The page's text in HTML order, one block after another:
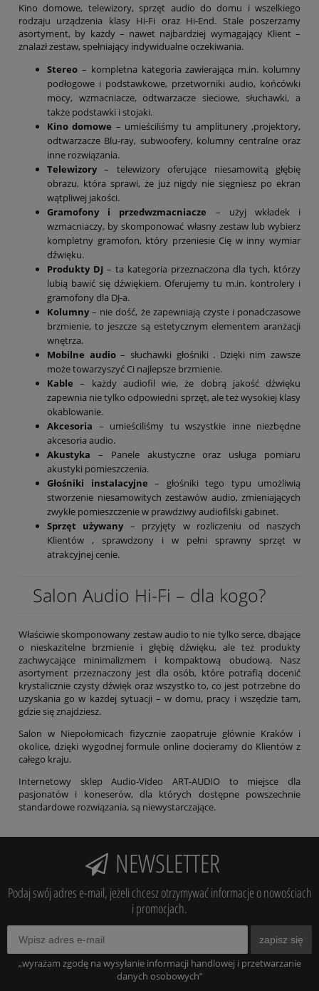
Kino domowe, telewizory, sprzęt audio do domu i wszelkiego
rodzaju urządzenia klasy Hi-Fi oraz Hi-End. Stale poszerzamy
asortyment, by każdy – nawet najbardziej wymagający Klient –
znalazł zestaw, spełniający indywidualne oczekiwania.
Stereo – kompletna kategoria zawierająca m.in. kolumny
podłogowe i podstawkowe, przetworniki audio, końcówki
mocy, wzmacniacze, odtwarzacze sieciowe, słuchawki, a
także podstawki i stojaki.
Kino domowe – umieściliśmy tu amplitunery ,projektory,
odtwarzacze Blu-ray, subwoofery, kolumny centralne oraz
inne rozwiązania.
Telewizory– telewizory oferujące niesamowitą głębię
obrazu, która sprawi, że już nigdy nie sięgniesz po ekran
wątpliwej jakości.
Gramofony i przedwzmacniacze – użyj wkładek i
wzmacniaczy, by skomponować własny zestaw lub wybierz
kompletny gramofon, który przeniesie Cię w inny wymiar
dźwięku.
Produkty DJ – ta kategoria przeznaczona dla tych, którzy
lubią bawić się dźwiękiem. Oferujemy tu m.in. kontrolery i
gramofony dla DJ-a.
Kolumny– nie dość, że zapewniają czyste i ponadczasowe
brzmienie, to jeszcze są estetycznym elementem aranżacji
wnętrza.
Mobilne audio– słuchawki głośniki . Dzięki nim zawsze
może towarzyszyć Ci najlepsze brzmienie.
Kable – każdy audiofil wie, że dobrą jakość dźwięku
zapewnia nie tylko odpowiedni sprzęt, ale też wysokiej klasy
okablowanie.
Akcesoria – umieściliśmy tu wszystkie inne niezbędne
akcesoria audio.
Akustyka – Panele akustyczne oraz usługa pomiaru
akustyki pomieszczenia.
Głośniki instalacyjne – głośniki tego typu umożliwią
stworzenie niesamowitych zestawów audio, zmieniających
zwykłe pomieszczenie w prawdziwy audiofilski gabinet.
Sprzęt używany– przyjęty w rozliczeniu od naszych
Klientów , sprawdzony i w pełni sprawny sprzęt w
atrakcyjnej cenie.
Salon Audio Hi-Fi – dla kogo?
Właściwie skomponowany zestaw audio to nie tylko serce, dbające
o nieskazitelne brzmienie i głębię dźwięku, ale też produkty
zachwycające minimalizmem i kompaktową obudową. Nasz
asortyment przeznaczony jest dla osób, które potrafią docenić
krystalicznie czysty dźwięk oraz wszystko to, co jest potrzebne do
uzyskania go w każdej sytuacji – w domu, pracy i wszędzie tam,
gdzie się znajdziesz.
Salon w Niepołomicach fizycznie zaopatruje głównie Kraków i
okolice, dzięki wygodnej formule online docieramy do Klientów z
całego kraju.
Internetowy sklep Audio-Video ART-AUDIO to miejsce dla
pasjonatów i koneserów, dla których dostępne powszechnie
standardowe rozwiązania, są niewystarczające.
NEWSLETTER
Podaj swój adres e-mail, jeżeli chcesz otrzymywać informacje o nowościach
i promocjach.
zapisz się
„wyrażam zgodę na wysyłanie informacji handlowej i przetwarzanie
danych osobowych”